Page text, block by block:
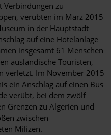
zu
verübten im März 2015
in der Hauptstadt
auf eine Hotelanlage
insgesamt 61 Menschen
ausländische Touristen,
verletzt. Im November 2015
ein Anschlag auf einen Bus
verübt, bei dem zwölf
Grenzen zu Algerien und
zwischen
Milizen.